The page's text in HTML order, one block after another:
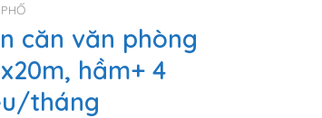
căn văn phòng
hầm+ 4
tháng